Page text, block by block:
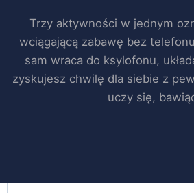
Trzy aktywności w jednym
wciągającą zabawę bez
sam wraca do ksylofonu,
zyskujesz chwilę dla siebie z
uczy się,